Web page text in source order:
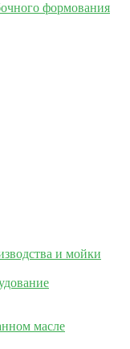
формования
и мойки
масле